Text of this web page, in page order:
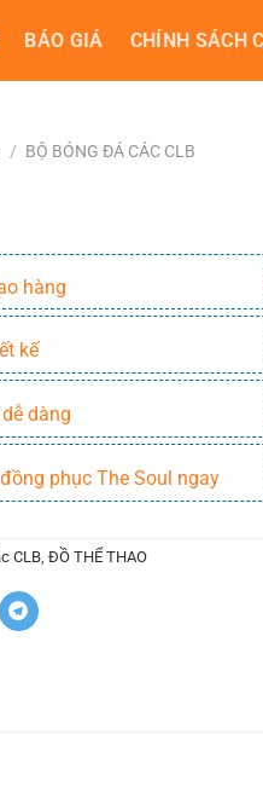
BÁO GIÁ CHÍNH SÁCH
/ BỘ BÓNG ĐÁ CÁC CLB
hàng
kế
dàng
phục The Soul ngay
CLB, ĐỒ THỂ THAO